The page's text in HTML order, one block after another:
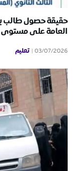
حقيقة حصول طالب
العامة على
03/07/2026 تعليم